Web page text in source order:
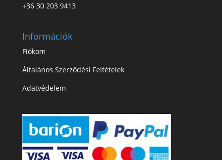
+36 30 203 9413
Információk
Fiókom
Általános Szerződési Feltételek
Adatvédelem